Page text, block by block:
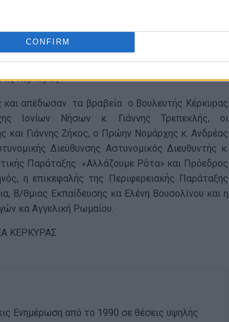
CONFIRM
ΕΠΤΑ ΤΕΧΝΩΝ ΤΟΠΟΣ
Κέρκυρας
και απέδωσαν τα βραβεία ο Βουλευτής Κέρκυρας
Ιονίων Νήσων κ. Γιάννης Τρεπεκλής, οι
και Γιάννης Ζήκος, ο Πρώην Νομάρχης κ. Ανδρέας
Διεύθυνσης Αστυνομικός Διευθυντής κ.
Παράταξης «Αλλάζουμε Ρότα» και Πρόεδρος
η επικεφαλής της Περιφερειακής Παράταξης
Β/θμιας Εκπαίδευσης κα Ελένη Βουσολίνου και η
κα Αγγελική Ρωμαίου.
ΚΕΡΚΥΡΑΣ
Ενημέρωση από το 1990 σε θέσεις υψηλής